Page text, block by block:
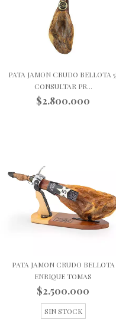
PATA JAMON CRUDO BELLOTA
CONSULTAR PR...
$2.800.000
PATA JAMON CRUDO BELLOTA
ENRIQUE TOMAS
$2.500.000
SIN STOCK